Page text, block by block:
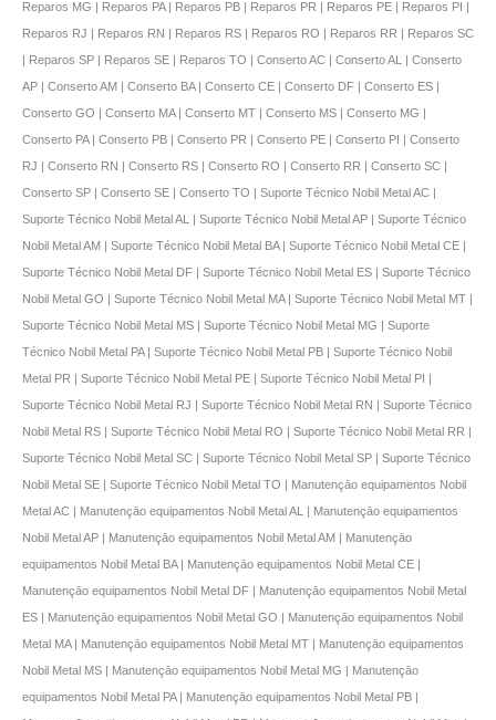
Reparos MG | Reparos PA | Reparos PB | Reparos PR | Reparos PE | Reparos PI |
Reparos RJ | Reparos RN | Reparos RS | Reparos RO | Reparos RR | Reparos SC
| Reparos SP | Reparos SE | Reparos TO | Conserto AC | Conserto AL | Conserto
AP | Conserto AM | Conserto BA | Conserto CE | Conserto DF | Conserto ES |
Conserto GO | Conserto MA | Conserto MT | Conserto MS | Conserto MG |
Conserto PA | Conserto PB | Conserto PR | Conserto PE | Conserto PI | Conserto
RJ | Conserto RN | Conserto RS | Conserto RO | Conserto RR | Conserto SC |
Conserto SP | Conserto SE | Conserto TO | Suporte Técnico Nobil Metal AC |
Suporte Técnico Nobil Metal AL | Suporte Técnico Nobil Metal AP | Suporte Técnico
Nobil Metal AM | Suporte Técnico Nobil Metal BA | Suporte Técnico Nobil Metal CE |
Suporte Técnico Nobil Metal DF | Suporte Técnico Nobil Metal ES | Suporte Técnico
Nobil Metal GO | Suporte Técnico Nobil Metal MA | Suporte Técnico Nobil Metal MT |
Suporte Técnico Nobil Metal MS | Suporte Técnico Nobil Metal MG | Suporte
Técnico Nobil Metal PA | Suporte Técnico Nobil Metal PB | Suporte Técnico Nobil
Metal PR | Suporte Técnico Nobil Metal PE | Suporte Técnico Nobil Metal PI |
Suporte Técnico Nobil Metal RJ | Suporte Técnico Nobil Metal RN | Suporte Técnico
Nobil Metal RS | Suporte Técnico Nobil Metal RO | Suporte Técnico Nobil Metal RR |
Suporte Técnico Nobil Metal SC | Suporte Técnico Nobil Metal SP | Suporte Técnico
Nobil Metal SE | Suporte Técnico Nobil Metal TO | Manutençāo equipamentos Nobil
Metal AC | Manutençāo equipamentos Nobil Metal AL | Manutençāo equipamentos
Nobil Metal AP | Manutençāo equipamentos Nobil Metal AM | Manutençāo
equipamentos Nobil Metal BA | Manutençāo equipamentos Nobil Metal CE |
Manutençāo equipamentos Nobil Metal DF | Manutençāo equipamentos Nobil Metal
ES | Manutençāo equipamentos Nobil Metal GO | Manutençāo equipamentos Nobil
Metal MA | Manutençāo equipamentos Nobil Metal MT | Manutençāo equipamentos
Nobil Metal MS | Manutençāo equipamentos Nobil Metal MG | Manutençāo
equipamentos Nobil Metal PA | Manutençāo equipamentos Nobil Metal PB |